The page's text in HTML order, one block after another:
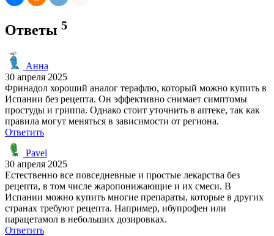
Ответы 5
Анна
30 апреля 2025
Фринадол хороший аналог терафлю, который можно купить в
Испании без рецепта. Он эффективно снимает симптомы
простуды и гриппа. Однако стоит уточнить в аптеке, так как
правила могут меняться в зависимости от региона.
Ответить
Pavel
30 апреля 2025
Естественно все повседневные и простые лекарства без
рецепта, в том числе жаропонижающие и их смеси. В
Испании можно купить многие препараты, которые в других
странах требуют рецепта. Например, ибупрофен или
парацетамол в небольших дозировках.
Ответить